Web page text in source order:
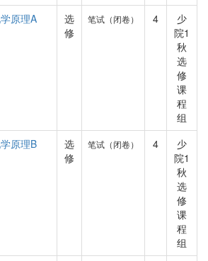
原理A
选
修
笔试（闭卷） 4
少
院1
秋
选
修
课
程
组
原理B
选
修
笔试（闭卷） 4
少
院1
秋
选
修
课
程
组